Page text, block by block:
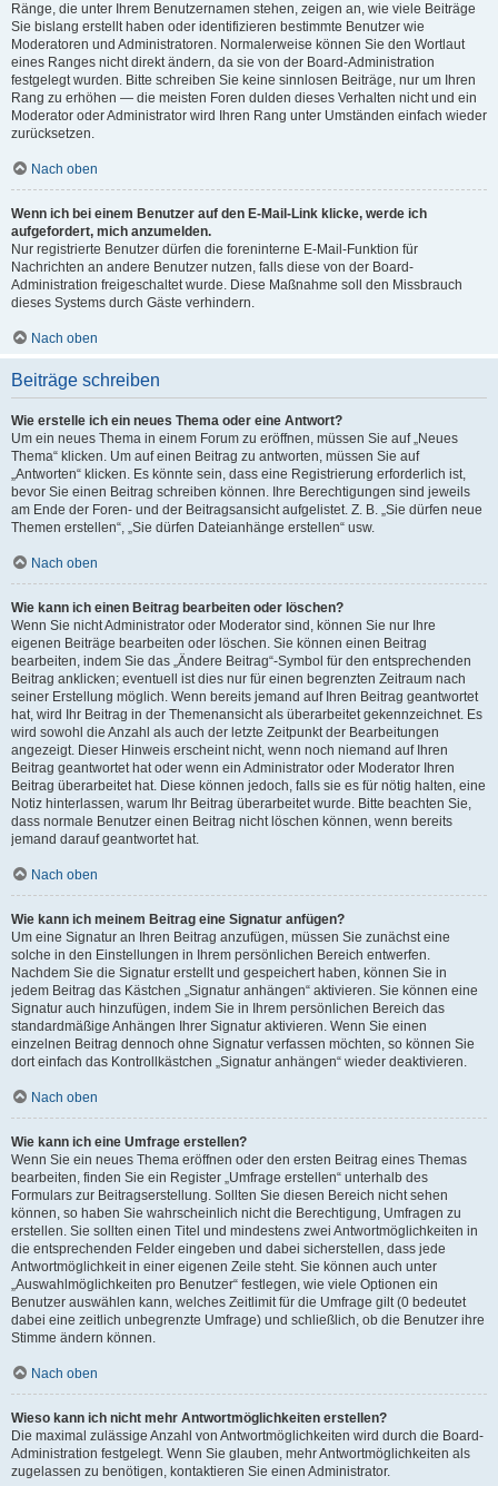
Ränge, die unter Ihrem Benutzernamen stehen, zeigen an, wie viele Beiträge
Sie bislang erstellt haben oder identifizieren bestimmte Benutzer wie
Moderatoren und Administratoren. Normalerweise können Sie den Wortlaut
eines Ranges nicht direkt ändern, da sie von der Board-Administration
festgelegt wurden. Bitte schreiben Sie keine sinnlosen Beiträge, nur um Ihren
Rang zu erhöhen — die meisten Foren dulden dieses Verhalten nicht und ein
Moderator oder Administrator wird Ihren Rang unter Umständen einfach wieder
zurücksetzen.
Nach oben
Wenn ich bei einem Benutzer auf den E-Mail-Link klicke, werde ich
aufgefordert, mich anzumelden.
Nur registrierte Benutzer dürfen die foreninterne E-Mail-Funktion für
Nachrichten an andere Benutzer nutzen, falls diese von der Board-
Administration freigeschaltet wurde. Diese Maßnahme soll den Missbrauch
dieses Systems durch Gäste verhindern.
Nach oben
Beiträge schreiben
Wie erstelle ich ein neues Thema oder eine Antwort?
Um ein neues Thema in einem Forum zu eröffnen, müssen Sie auf „Neues
Thema“ klicken. Um auf einen Beitrag zu antworten, müssen Sie auf
„Antworten“ klicken. Es könnte sein, dass eine Registrierung erforderlich ist,
bevor Sie einen Beitrag schreiben können. Ihre Berechtigungen sind jeweils
am Ende der Foren- und der Beitragsansicht aufgelistet. Z. B. „Sie dürfen neue
Themen erstellen“, „Sie dürfen Dateianhänge erstellen“ usw.
Nach oben
Wie kann ich einen Beitrag bearbeiten oder löschen?
Wenn Sie nicht Administrator oder Moderator sind, können Sie nur Ihre
eigenen Beiträge bearbeiten oder löschen. Sie können einen Beitrag
bearbeiten, indem Sie das „Ändere Beitrag“-Symbol für den entsprechenden
Beitrag anklicken; eventuell ist dies nur für einen begrenzten Zeitraum nach
seiner Erstellung möglich. Wenn bereits jemand auf Ihren Beitrag geantwortet
hat, wird Ihr Beitrag in der Themenansicht als überarbeitet gekennzeichnet. Es
wird sowohl die Anzahl als auch der letzte Zeitpunkt der Bearbeitungen
angezeigt. Dieser Hinweis erscheint nicht, wenn noch niemand auf Ihren
Beitrag geantwortet hat oder wenn ein Administrator oder Moderator Ihren
Beitrag überarbeitet hat. Diese können jedoch, falls sie es für nötig halten, eine
Notiz hinterlassen, warum Ihr Beitrag überarbeitet wurde. Bitte beachten Sie,
dass normale Benutzer einen Beitrag nicht löschen können, wenn bereits
jemand darauf geantwortet hat.
Nach oben
Wie kann ich meinem Beitrag eine Signatur anfügen?
Um eine Signatur an Ihren Beitrag anzufügen, müssen Sie zunächst eine
solche in den Einstellungen in Ihrem persönlichen Bereich entwerfen.
Nachdem Sie die Signatur erstellt und gespeichert haben, können Sie in
jedem Beitrag das Kästchen „Signatur anhängen“ aktivieren. Sie können eine
Signatur auch hinzufügen, indem Sie in Ihrem persönlichen Bereich das
standardmäßige Anhängen Ihrer Signatur aktivieren. Wenn Sie einen
einzelnen Beitrag dennoch ohne Signatur verfassen möchten, so können Sie
dort einfach das Kontrollkästchen „Signatur anhängen“ wieder deaktivieren.
Nach oben
Wie kann ich eine Umfrage erstellen?
Wenn Sie ein neues Thema eröffnen oder den ersten Beitrag eines Themas
bearbeiten, finden Sie ein Register „Umfrage erstellen“ unterhalb des
Formulars zur Beitragserstellung. Sollten Sie diesen Bereich nicht sehen
können, so haben Sie wahrscheinlich nicht die Berechtigung, Umfragen zu
erstellen. Sie sollten einen Titel und mindestens zwei Antwortmöglichkeiten in
die entsprechenden Felder eingeben und dabei sicherstellen, dass jede
Antwortmöglichkeit in einer eigenen Zeile steht. Sie können auch unter
„Auswahlmöglichkeiten pro Benutzer“ festlegen, wie viele Optionen ein
Benutzer auswählen kann, welches Zeitlimit für die Umfrage gilt (0 bedeutet
dabei eine zeitlich unbegrenzte Umfrage) und schließlich, ob die Benutzer ihre
Stimme ändern können.
Nach oben
Wieso kann ich nicht mehr Antwortmöglichkeiten erstellen?
Die maximal zulässige Anzahl von Antwortmöglichkeiten wird durch die Board-
Administration festgelegt. Wenn Sie glauben, mehr Antwortmöglichkeiten als
zugelassen zu benötigen, kontaktieren Sie einen Administrator.